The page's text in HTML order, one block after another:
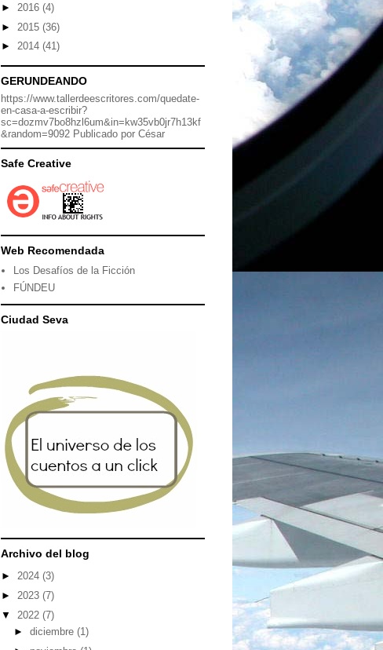
► 2016 (4)
► 2015 (36)
► 2014 (41)
GERUNDEANDO
https://www.tallerdeescritores.com/quedate-
en-casa-a-escribir?
sc=dozmv7bo8hzl6um&in=kw35vb0jr7h13kf
&random=9092 Publicado por César
Safe Creative
Web Recomendada
Los Desafíos de la Ficción
FÚNDEU
Ciudad Seva
Archivo del blog
► 2024 (3)
► 2023 (7)
▼ 2022 (7)
► diciembre (1)